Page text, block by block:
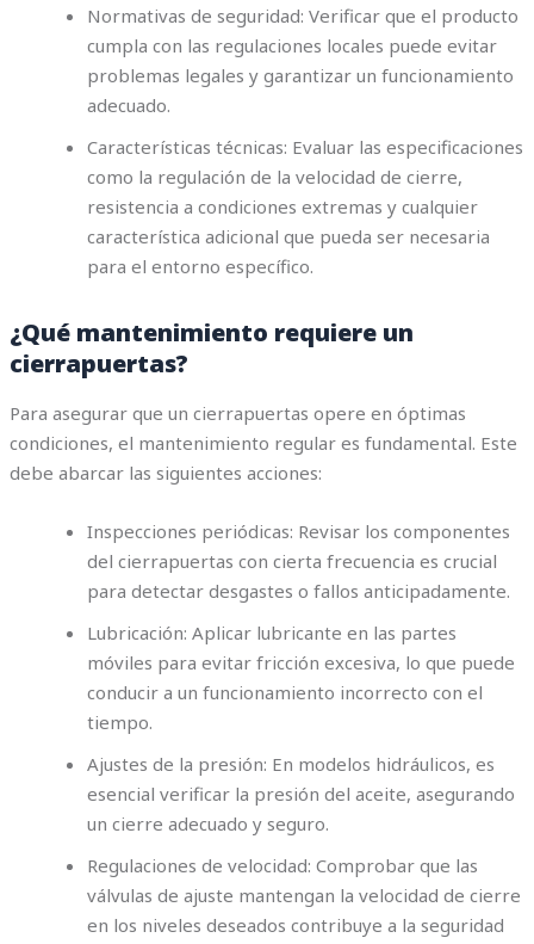
Normativas de seguridad: Verificar que el producto
cumpla con las regulaciones locales puede evitar
problemas legales y garantizar un funcionamiento
adecuado.
Características técnicas: Evaluar las especificaciones
como la regulación de la velocidad de cierre,
resistencia a condiciones extremas y cualquier
característica adicional que pueda ser necesaria
para el entorno específico.
¿Qué mantenimiento requiere un
cierrapuertas?
Para asegurar que un cierrapuertas opere en óptimas
condiciones, el mantenimiento regular es fundamental. Este
debe abarcar las siguientes acciones:
Inspecciones periódicas: Revisar los componentes
del cierrapuertas con cierta frecuencia es crucial
para detectar desgastes o fallos anticipadamente.
Lubricación: Aplicar lubricante en las partes
móviles para evitar fricción excesiva, lo que puede
conducir a un funcionamiento incorrecto con el
tiempo.
Ajustes de la presión: En modelos hidráulicos, es
esencial verificar la presión del aceite, asegurando
un cierre adecuado y seguro.
Regulaciones de velocidad: Comprobar que las
válvulas de ajuste mantengan la velocidad de cierre
en los niveles deseados contribuye a la seguridad